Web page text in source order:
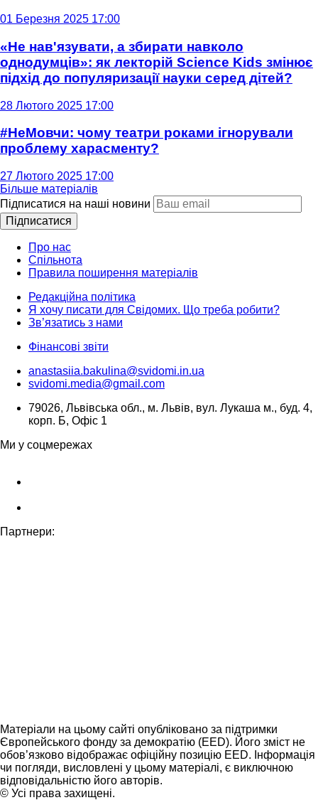
01 Березня 2025 17:00
«Не нав'язувати, а збирати навколо
однодумців»: як лекторій Science Kids змінює
підхід до популяризації науки серед дітей?
28 Лютого 2025 17:00
#НеМовчи: чому театри роками ігнорували
проблему харасменту?
27 Лютого 2025 17:00
Більше матеріалів
Підписатися на наші новини
Підписатися
Про нас
Спільнота
Правила поширення матеріалів
Редакційна політика
Я хочу писати для Свідомих. Що треба робити?
Зв’язатись з нами
Фінансові звіти
anastasiia.bakulina@svidomi.in.ua
svidomi.media@gmail.com
79026, Львівська обл., м. Львів, вул. Лукаша м., буд. 4,
корп. Б, Офіс 1
Ми у соцмережах
Партнери:
Матеріали на цьому сайті опубліковано за підтримки
Європейського фонду за демократію (EED). Його зміст не
обов’язково відображає офіційну позицію EED. Інформація
чи погляди, висловлені у цьому матеріалі, є виключною
відповідальністю його авторів.
© Усі права захищені.